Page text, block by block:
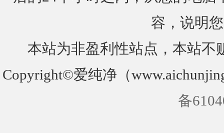
容，说明
本站为非盈利性站点，本站不
Copyright©爱纯净（
备